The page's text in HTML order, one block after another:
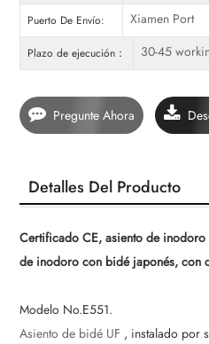
Puerto De Envío: Xiamen Port
Plazo de ejecución： 30-45
Pregunte Ahora
Detalles Del Producto
Certificado CE, asiento de
de inodoro con bidé japonés, con
Modelo No.E551.
Asiento de bidé UF , instalado por